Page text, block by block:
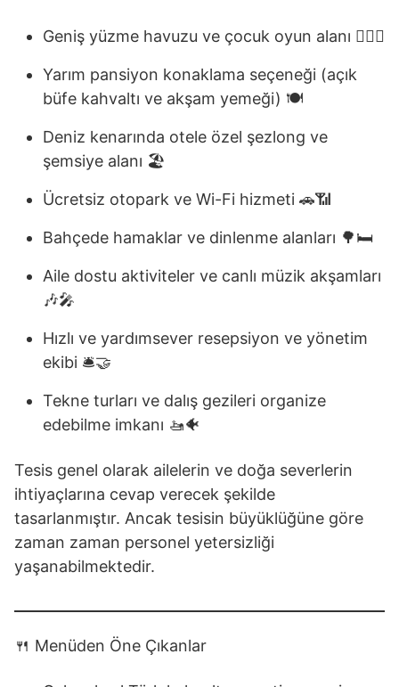
Geniş yüzme havuzu ve çocuk oyun alanı 🏊‍♂️🎠
Yarım pansiyon konaklama seçeneği (açık
büfe kahvaltı ve akşam yemeği) 🍽️
Deniz kenarında otele özel şezlong ve
şemsiye alanı 🏖️
Ücretsiz otopark ve Wi-Fi hizmeti 🚗📶
Bahçede hamaklar ve dinlenme alanları 🌳🛏️
Aile dostu aktiviteler ve canlı müzik akşamları
🎶🎤
Hızlı ve yardımsever resepsiyon ve yönetim
ekibi 🛎️🤝
Tekne turları ve dalış gezileri organize
edebilme imkanı 🚤🐠
Tesis genel olarak ailelerin ve doğa severlerin
ihtiyaçlarına cevap verecek şekilde
tasarlanmıştır. Ancak tesisin büyüklüğüne göre
zaman zaman personel yetersizliği
yaşanabilmektedir.
🍴 Menüden Öne Çıkanlar